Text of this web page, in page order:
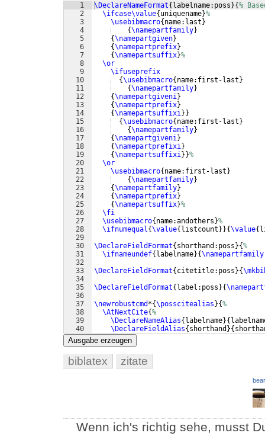
1
2
3
4
5
6
7
8
9
10
11
12
13
14
15
16
17
18
19
20
21
22
23
24
25
26
27
28
29
30
31
32
33
34
35
36
37
38
39
40
41
\DeclareNameFormat{labelname:poss}{%
\ifcase\value{uniquename}%
\usebibmacro{name:last}
{\namepartfamily}
{\namepartgiven}
{\namepartprefix}
{\namepartsuffix}%
\or
\ifuseprefix
{\usebibmacro{name:first-last}
{\namepartfamily}
{\namepartgiveni }
{\namepartprefix}
{\namepartsuffixi }}
{\usebibmacro{name:first-last}
{\namepartfamily}
{\namepartgiveni }
{\namepartprefixi }
{\namepartsuffixi }}%
\or
\usebibmacro{name:first-last}
{\namepartfamily}
{\namepartfamily}
{\namepartprefix}
{\namepartsuffix}%
\fi
\usebibmacro{name:andothers}%
\ifnumequal {\value{listcount}}{\value{
\DeclareFieldFormat{shorthand:poss}{%
\ifnameundef{labelname}{\namepartfamily
\DeclareFieldFormat{citetitle:poss}{
\DeclareFieldFormat{label:poss}{
\newrobustcmd *{\posscitealias}{%
\AtNextCite{%
\DeclareNameAlias{labelname}{
\DeclareFieldAlias{shorthand }{
\DeclareFieldAlias
Ausgabe erzeugen
biblatex zitate
Wenn ich's richtig sehe, musst